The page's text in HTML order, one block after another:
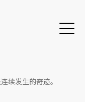
续发生的奇迹。